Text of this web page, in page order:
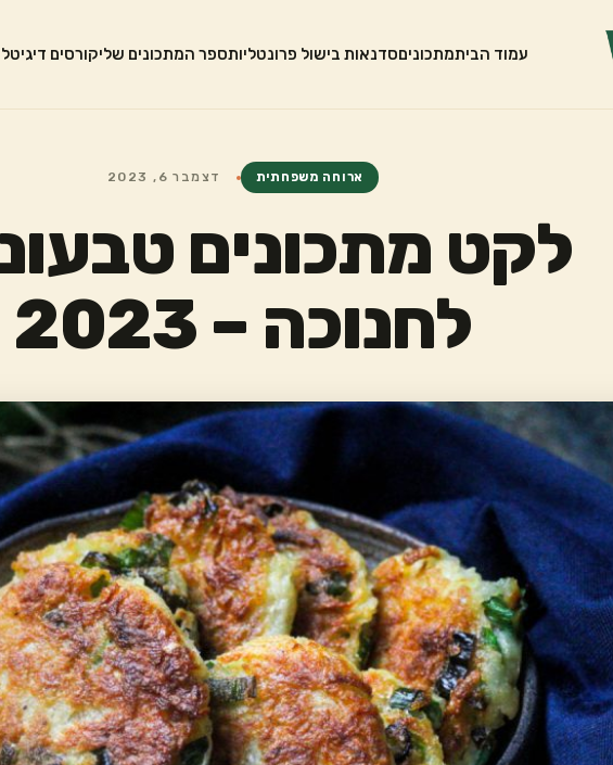
עמוד הביתמתכוניםסדנאות בישול פרונטליותספר המתכונים שליקורסים
ארוחה משפחתית דצמבר 6, 2023
לקט מתכונים
לחנוכה – 2023